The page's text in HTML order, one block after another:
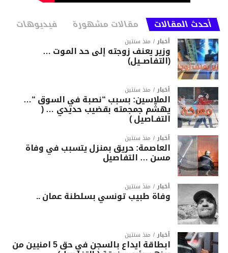
أحدث المقالات مقالات مشهورة فيديوهات
أخبار منذ سنتين
وزير يعنف زوجته إلى حد الموت …
(التفاصــيل)
أخبار منذ سنتين
الملاسين: بسبب “نصبة في السوق “…
يهشّم جمجمته بقضيب حديدي … (
التفـاصيل )
أخبار منذ سنتين
العاصمة: حريق بمنزل يتسبب في وفاة
مسن … التفاصيل
أخبار منذ سنتين
وفاة طبيب تونسي بسلطنة عمان ..
أخبار منذ سنتين
ابطاقة ايداع بالسجن في حق 5 امنيين من